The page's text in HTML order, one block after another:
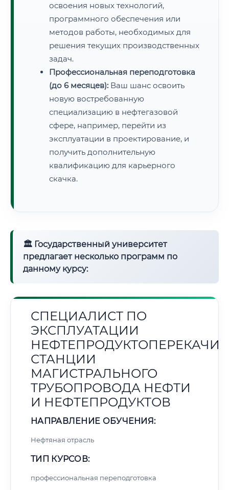
освоения новых технологий,
программного обеспечения или
методов работы, необходимых для
решения текущих производственных
задач.
Профессиональная переподготовка
(до 6 месяцев): Ваш шанс освоить
новую востребованную
специализацию в нефтегазовой
сфере, например, перейти из
эксплуатации в проектирование, и
получить дополнительную
квалификацию для карьерного
скачка.
🏛 Государственный университет
предлагает несколько программ по
данному курсу:
СПЕЦИАЛИСТ ПО
ЭКСПЛУАТАЦИИ
СТАНЦИИ
МАГИСТРАЛЬНОГО
ТРУБОПРОВОДА НЕФТИ
И НЕФТЕПРОДУКТОВ
НАПРАВЛЕНИЕ ОБУЧЕНИЯ:
Нефтяная отрасль
ТИП КУРСОВ:
профессиональная переподготовка